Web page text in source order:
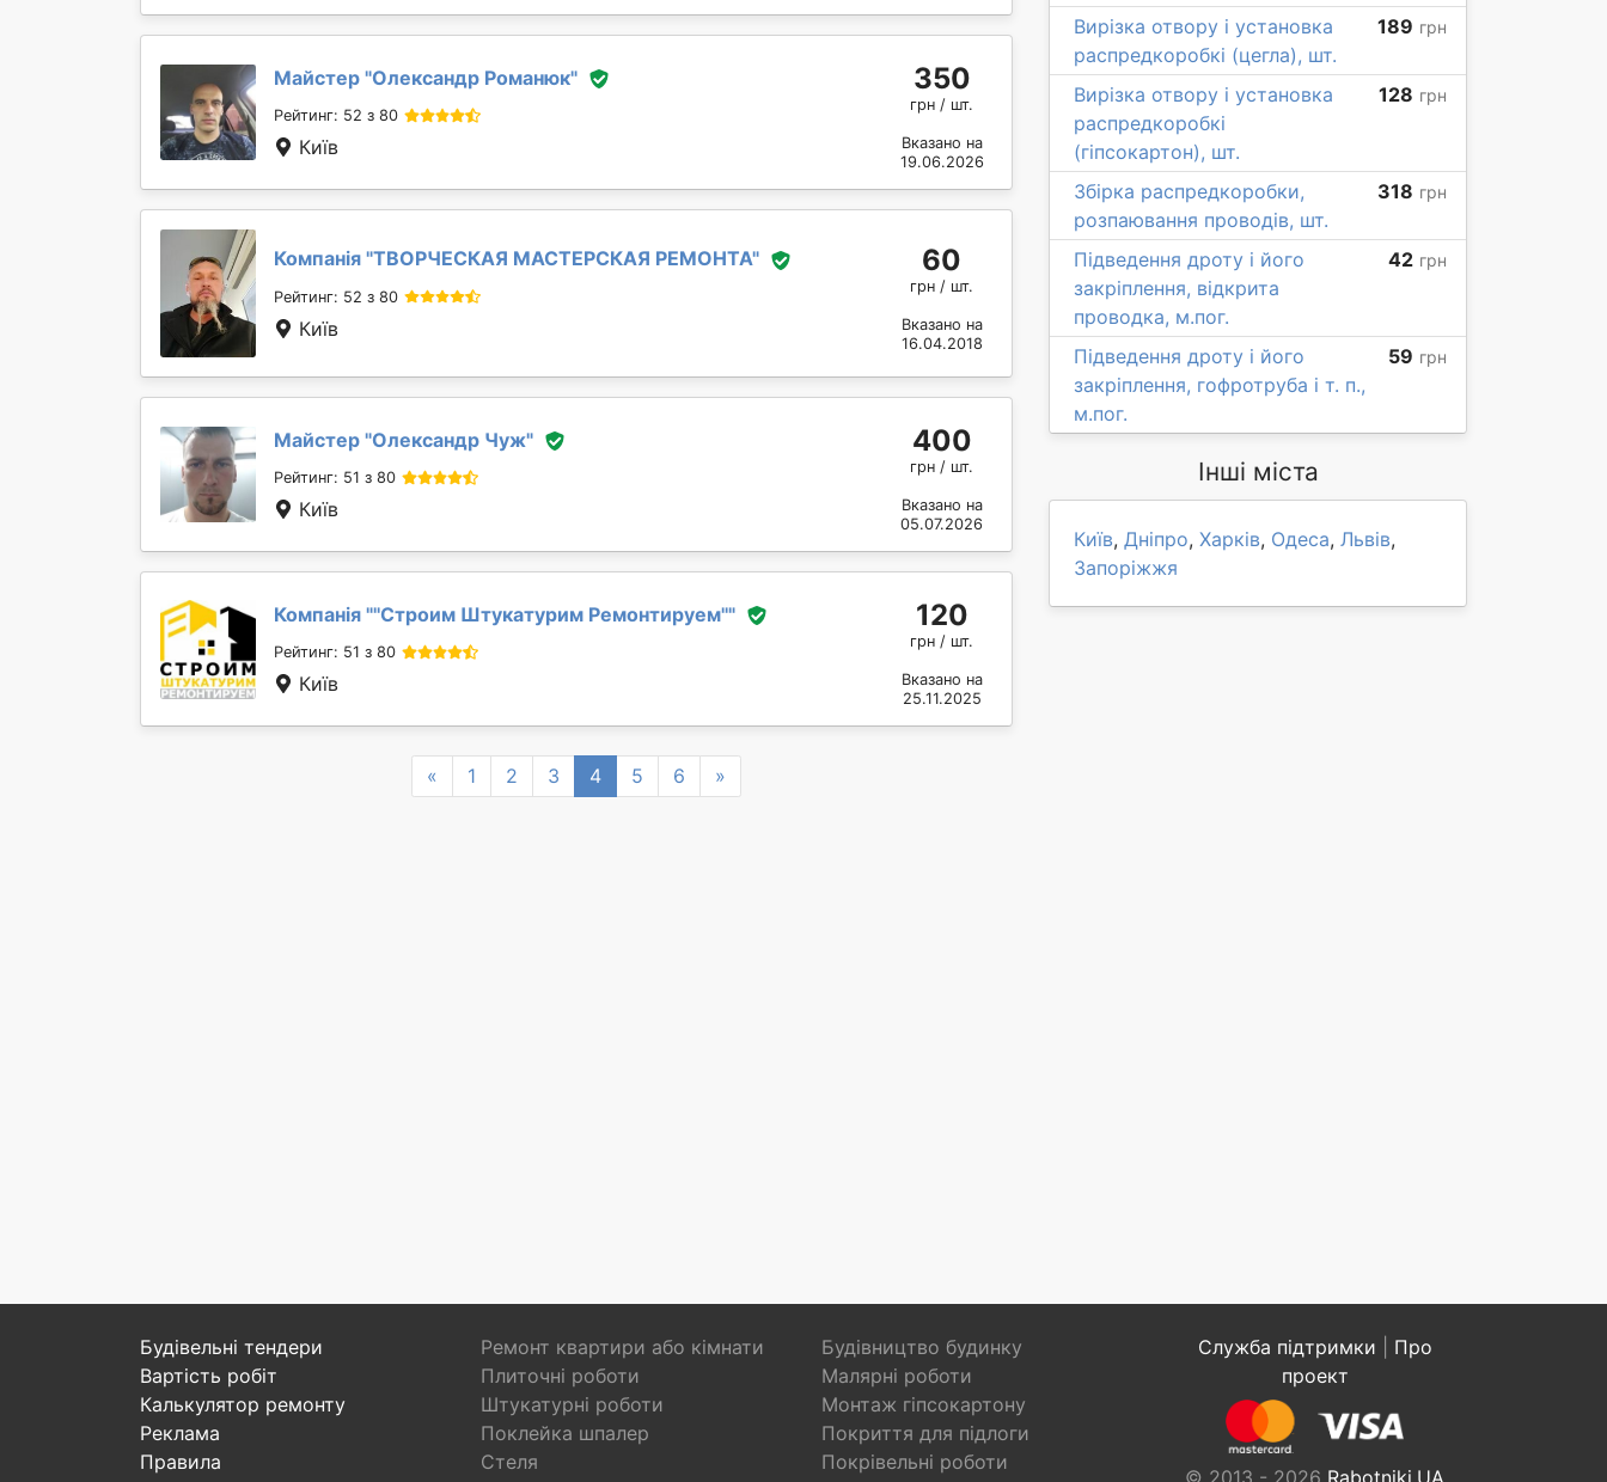
Майстер "Олександр Романюк"
Рейтинг: 52 з 80
Київ
350
грн / шт.
Вказано на
19.06.2026
Компанія "ТВОРЧЕСКАЯ МАСТЕРСКАЯ РЕМОНТА"
Рейтинг: 52 з 80
Київ
60
грн / шт.
Вказано на
16.04.2018
Майстер "Олександр Чуж"
Рейтинг: 51 з 80
Київ
400
грн / шт.
Вказано на
05.07.2026
Компанія "''Строим Штукатурим Ремонтируем''"
Рейтинг: 51 з 80
Київ
120
грн / шт.
Вказано на
25.11.2025
« Previous
1 2 3 4 5 6 »
Вирізка отвору і установка
распредкоробкі (цегла), шт.
189 грн
Вирізка отвору і установка
распредкоробкі
(гіпсокартон), шт.
128 грн
Збірка распредкоробки,
розпаювання проводів, шт.
318 грн
Підведення дроту і його
закріплення, відкрита
проводка, м.пог.
42 грн
Підведення дроту і його
закріплення, гофротруба і т. п.,
м.пог.
59 грн
Інші міста
Київ, Дніпро, Харків, Одеса, Львів,
Запоріжжя
Будівельні тендери
Вартість робіт
Калькулятор ремонту
Реклама
Правила
Ремонт квартири або кімнати
Будівництво будинку
Плиточні роботи
Малярні роботи
Штукатурні роботи
Монтаж гіпсокартону
Поклейка шпалер
Покриття для підлоги
Стеля
Покрівельні роботи
Служба підтримки
Про
проект
© 2013 - 2026 Rabotniki.UA